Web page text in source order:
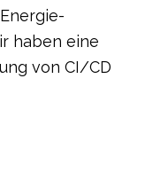
haben eine
von CI/CD